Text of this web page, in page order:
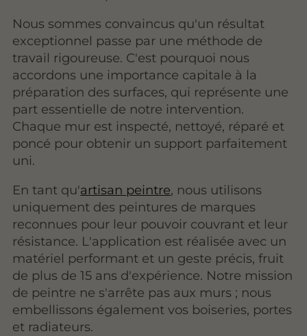
Nous sommes convaincus qu'un résultat
exceptionnel passe par une méthode de
travail rigoureuse. C'est pourquoi nous
accordons une importance capitale à la
préparation des surfaces, qui représente une
part essentielle de notre intervention.
Chaque mur est inspecté, nettoyé, réparé et
poncé pour obtenir un support parfaitement
uni.
En tant qu'artisan peintre, nous utilisons
uniquement des peintures de marques
reconnues pour leur pouvoir couvrant et leur
résistance. L'application est réalisée avec un
matériel performant et un geste précis, fruit
de plus de 15 ans d'expérience. Notre mission
de peintre ne s'arrête pas aux murs ; nous
embellissons également vos boiseries, portes
et radiateurs.